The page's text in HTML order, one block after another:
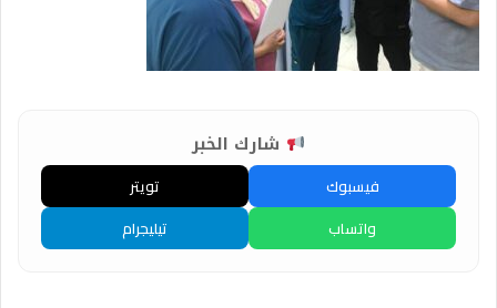
شارك الخبر
فيسبوك
تويتر
واتساب
تيليجرام